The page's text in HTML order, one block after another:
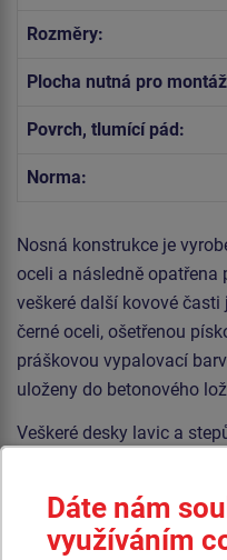
Rozměry:
Plocha nutná pro
Povrch, tlumící pád:
Norma:
Nosná konstrukce je
oceli a následně
veškeré další kovové
černé oceli, ošetřenou
práškovou vypalovací
uloženy do betonového
Veškeré desky lavic a
stálostí, odolnosti proti
protože je nelámavý a
Dáte nám
využíváním